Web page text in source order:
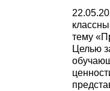
тему
Целью